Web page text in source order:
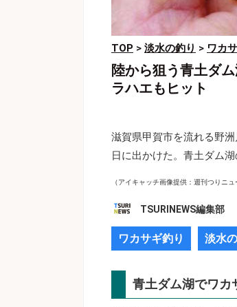
TOP > 淡水の釣り > ワカ
陸から狙う青土ダ
ラハエもヒット
滋賀県甲賀市を流れる野
日に出かけた。青土ダム
（アイキャッチ画像提供：週刊つりニ
TSURINEWS編集部
ワカサギ釣り 淡水
青土ダム湖でワカ